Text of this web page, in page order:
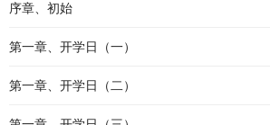
序章、初始
第一章、开学日（一）
第一章、开学日（二）